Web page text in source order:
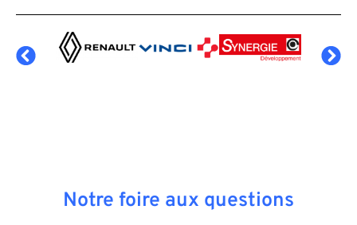
Notre foire aux questions